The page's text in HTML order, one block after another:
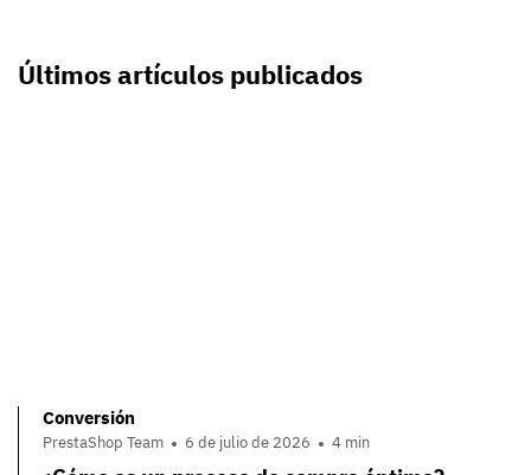
Últimos artículos publicados
Conversión
PrestaShop Team 6 de julio de 2026 4 min